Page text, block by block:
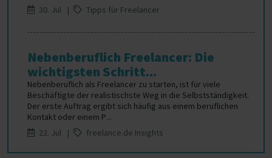
30. Jul |
Tipps für Freelancer
Nebenberuflich Freelancer: Die
wichtigsten Schritt...
Nebenberuflich als Freelancer zu starten, ist für viele
Beschäftigte der realistischste Weg in die Selbstständigkeit.
Der erste Auftrag ergibt sich häufig aus einem beruflichen
Kontakt oder einem P...
22. Jul |
freelance.de Insights